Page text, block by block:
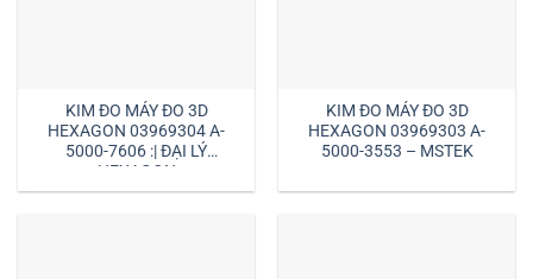
KIM ĐO MÁY ĐO 3D
HEXAGON 03969304 A-
5000-7606 :| ĐẠI LÝ
HEXAGON
KIM ĐO MÁY ĐO 3D
HEXAGON 03969303 A-
5000-3553 – MSTEK